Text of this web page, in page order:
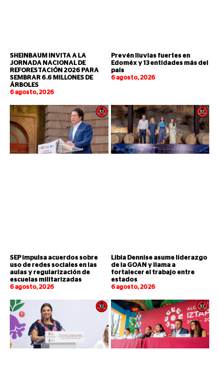
SHEINBAUM INVITA A LA
JORNADA NACIONAL DE
REFORESTACIÓN 2026 PARA
SEMBRAR 6.6 MILLONES DE
ÁRBOLES
6 agosto, 2026
Prevén lluvias fuertes en
Edoméx y 13 entidades más del
país
6 agosto, 2026
SEP impulsa acuerdos sobre
uso de redes sociales en las
aulas y regularización de
escuelas militarizadas
6 agosto, 2026
Libia Dennise asume liderazgo
de la GOAN y llama a
fortalecer el trabajo entre
estados
6 agosto, 2026